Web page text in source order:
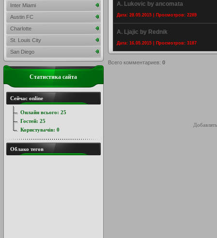
A. Lukovic by ancomata
Дата: 28.05.2015 | Просмотров: 2289
A. Ljajic by Rednik
Дата: 16.05.2015 | Просмотров: 3187
Всего комментариев: 0
Inter Miami
Austin FC
Charlotte
St. Louis City
San Diego
Статистика сайта
Сейчас online
Онлайн всього: 25
Гостей: 25
Користувачів: 0
Облако тегов